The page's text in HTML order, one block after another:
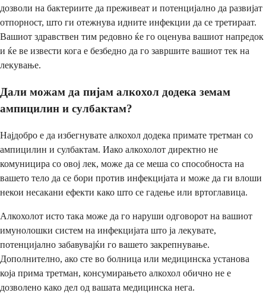
дозволи на бактериите да преживеат и потенцијално да развијат
отпорност, што ги отежнува идните инфекции да се третираат.
Вашиот здравствен тим редовно ќе го оценува вашиот напредок
и ќе ве извести кога е безбедно да го завршите вашиот тек на
лекување.
Дали можам да пијам алкохол додека земам
ампицилин и сулбактам?
Најдобро е да избегнувате алкохол додека примате третман со
ампицилин и сулбактам. Иако алкохолот директно не
комуницира со овој лек, може да се меша со способноста на
вашето тело да се бори против инфекцијата и може да ги влоши
некои несакани ефекти како што се гадење или вртоглавица.
Алкохолот исто така може да го наруши одговорот на вашиот
имунолошки систем на инфекцијата што ја лекувате,
потенцијално забавувајќи го вашето закрепнување.
Дополнително, ако сте во болница или медицинска установа
која прима третман, консумирањето алкохол обично не е
дозволено како дел од вашата медицинска нега.